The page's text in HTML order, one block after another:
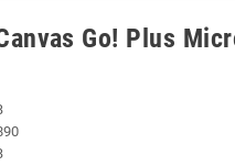
Go! Plus